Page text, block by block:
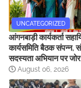
UNCATEGORIZED
आंगनबाड़ी कार्यकर्ता
कार्यसमिति बैठक संपन्न,
सदस्यता अभियान पर जोर
August 06, 2026